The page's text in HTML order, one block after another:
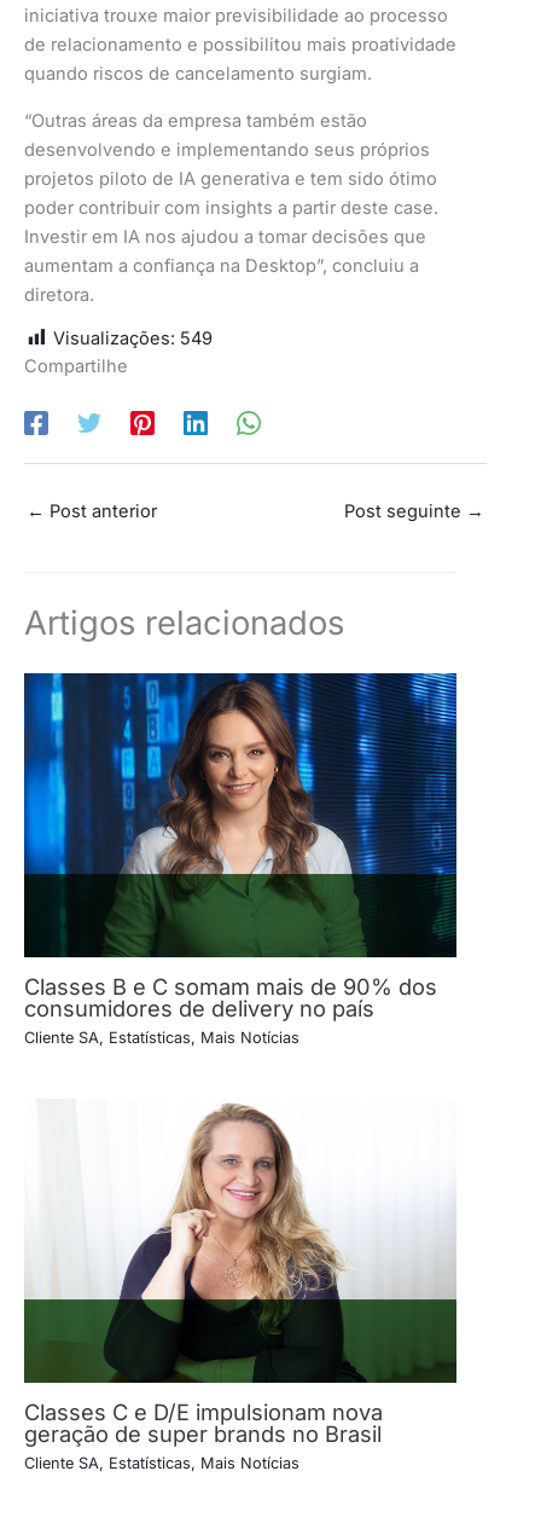
iniciativa trouxe maior previsibilidade ao processo
de relacionamento e possibilitou mais proatividade
quando riscos de cancelamento surgiam.
“Outras áreas da empresa também estão
desenvolvendo e implementando seus próprios
projetos piloto de IA generativa e tem sido ótimo
poder contribuir com insights a partir deste case.
Investir em IA nos ajudou a tomar decisões que
aumentam a confiança na Desktop”, concluiu a
diretora.
Visualizações: 549
Compartilhe
← Post anterior Post seguinte →
Artigos relacionados
Classes B e C somam mais de 90% dos
consumidores de delivery no país
Cliente SA, Estatísticas, Mais Notícias
Classes C e D/E impulsionam nova
geração de super brands no Brasil
Cliente SA, Estatísticas, Mais Notícias